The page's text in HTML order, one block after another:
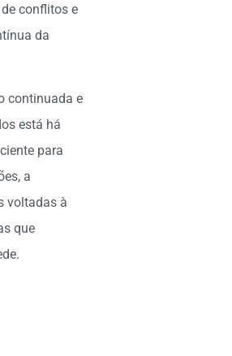
conflitos e
da
continuada e
está há
para
a
voltadas à
que